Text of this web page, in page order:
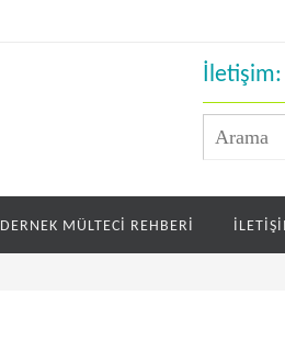
İletişim:
DERNEK MÜLTECI REHBERI